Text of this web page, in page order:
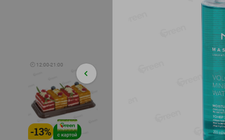
🕘 12:00-21:00
-13% -24%